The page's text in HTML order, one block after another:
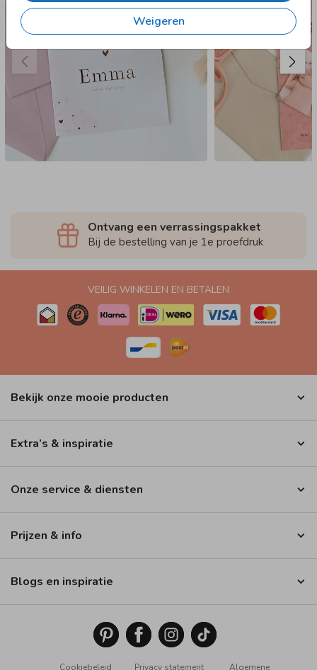
Weigeren
Ontvang een verrassingspakket
Bij de bestelling van je 1e proefdruk
VEILIG WINKELEN EN BETALEN
Bekijk onze mooie producten
Extra’s & inspiratie
Onze service & diensten
Prijzen & info
Blogs en inspiratie
Cookiebeleid Privacy statement Algemene